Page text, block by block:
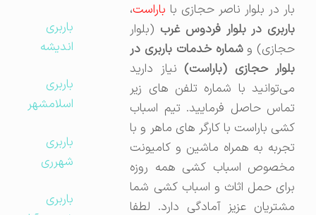
بار در بلوار ناصر حجازی باباراست،
باربری در بلوار فردوس غرب (بلوار
حجازی) وشماره خدمات باربری در
بلوار حجازی (باراست)‌نیاز دارید
می‌توانید با شماره تلفن های زیر
تماس حاصل فرمایید. تیم اسباب
کشی باراست با کارگر های ماهر و با
تجربه به همراه ماشین و کامیونت
مخصوص اسباب کشی همه روزه
برای حمل اثاث و اسباب کشی شما
مشتریان عزیز آمادگی دارد. لطفا
باربری
اندیشه
باربری
اسلامشهر
باربری
شهرری
باربری